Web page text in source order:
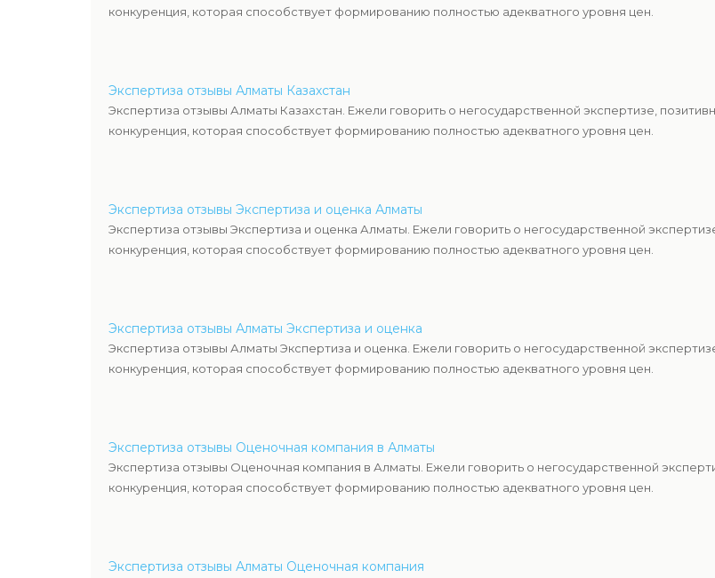
конкуренция, которая способствует формированию полностью адекватного уровня цен.
Экспертиза отзывы Алматы Казахстан
Экспертиза отзывы Алматы Казахстан. Ежели говорить о негосударственной экспертизе,
конкуренция, которая способствует формированию полностью адекватного уровня цен.
Экспертиза отзывы Экспертиза и оценка Алматы
Экспертиза отзывы Экспертиза и оценка Алматы. Ежели говорить о негосударственной
конкуренция, которая способствует формированию полностью адекватного уровня цен.
Экспертиза отзывы Алматы Экспертиза и оценка
Экспертиза отзывы Алматы Экспертиза и оценка. Ежели говорить о негосударственной
конкуренция, которая способствует формированию полностью адекватного уровня цен.
Экспертиза отзывы Оценочная компания в Алматы
Экспертиза отзывы Оценочная компания в Алматы. Ежели говорить о негосударственной
конкуренция, которая способствует формированию полностью адекватного уровня цен.
Экспертиза отзывы Алматы Оценочная компания